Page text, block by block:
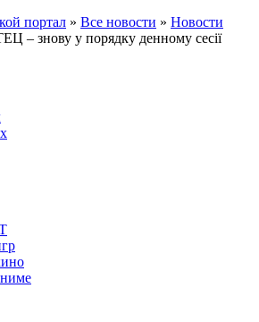
портал » Все новости » Новости
– знову у порядку денному сесії